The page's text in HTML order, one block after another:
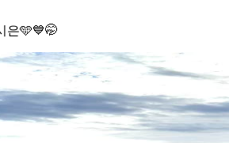
은🩵💙🤭